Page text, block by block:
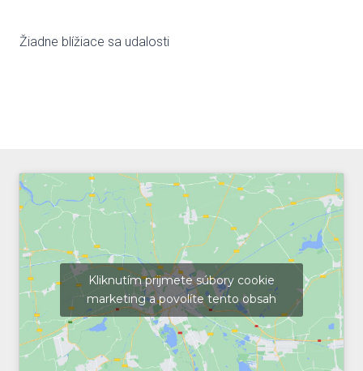
Žiadne blížiace sa udalosti
Kliknutím prijmete súbory cookie
marketing a povolíte tento obsah